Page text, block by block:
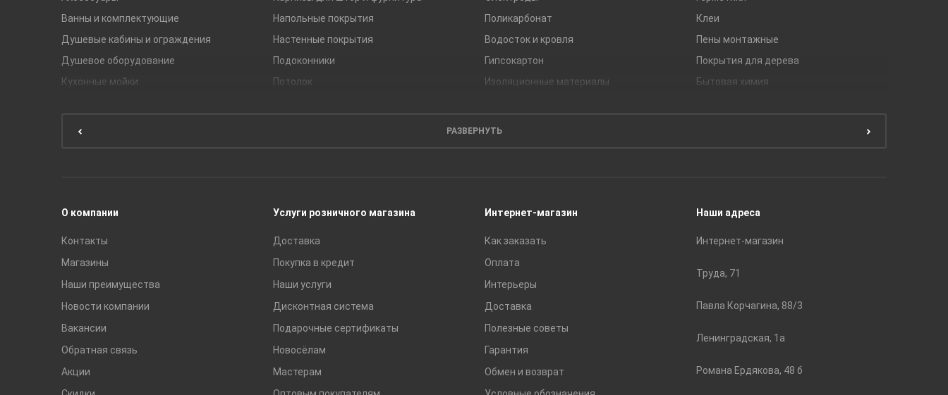
Ванны и комплектующие
Душевые кабины и ограждения
Душевое оборудование
Кухонные мойки
Напольные покрытия
Настенные покрытия
Подоконники
Потолок
Поликарбонат
Водосток и кровля
Гипсокартон
Изоляционные материалы
Сухие смеси
Клеи
Пены монтажные
Покрытия для дерева
Бытовая химия
РАЗВЕРНУТЬ
О компании
Контакты
Магазины
Наши преимущества
Новости компании
Вакансии
Обратная связь
Акции
Услуги розничного магазина
Доставка
Покупка в кредит
Наши услуги
Дисконтная система
Подарочные сертификаты
Новосёлам
Мастерам
Интернет-магазин
Как заказать
Оплата
Интерьеры
Доставка
Полезные советы
Гарантия
Обмен и возврат
Наши адреса
Интернет-магазин
Труда, 71
Павла Корчагина, 88/3
Ленинградская, 1а
Романа Ердякова, 48 б